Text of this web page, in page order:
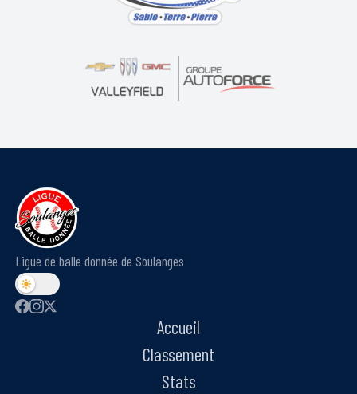
Ligue de balle donnée de Soulanges
Accueil
Classement
Stats